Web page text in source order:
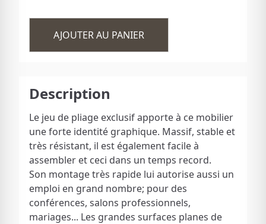
AJOUTER AU PANIER
Description
Le jeu de pliage exclusif apporte à ce mobilier
une forte identité graphique. Massif, stable et
très résistant, il est également facile à
assembler et ceci dans un temps record.
Son montage très rapide lui autorise aussi un
emploi en grand nombre; pour des
conférences, salons professionnels,
mariages... Les grandes surfaces planes de